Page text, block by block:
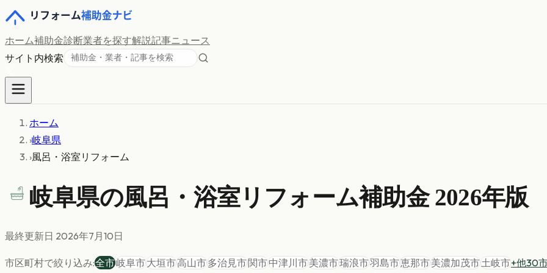
ホーム補助金診断業者を探す解説記事ニュース
サイト内検索
ホーム
›岐阜県
›風呂・浴室リフォーム
岐阜県の風呂・浴室リフォーム補助金 2026年版
最終更新日 2026年7月10日
市区町村で絞り込み:全市岐阜市大垣市高山市多治見市関市中津川市美濃市瑞浪市羽島市恵那市美濃加茂市土岐市+他30